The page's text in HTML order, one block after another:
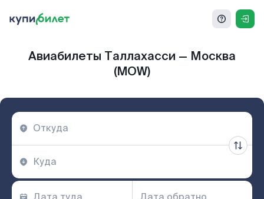
Авиабилеты Таллахасси — Москва
(MOW)